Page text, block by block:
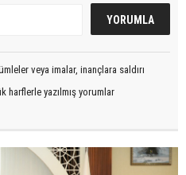
veya imalar, inançlara saldırı
harflerle yazılmış yorumlar